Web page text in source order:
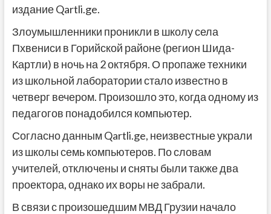
издание Qartli.ge.
Злоумышленники проникли в школу села
Пхвениси в Горийской районе (регион Шида-
Картли) в ночь на 2 октября. О пропаже техники
из школьной лаборатории стало известно в
четверг вечером. Произошло это, когда одному из
педагогов понадобился компьютер.
Согласно данным Qartli.ge, неизвестные украли
из школы семь компьютеров. По словам
учителей, отключены и сняты были также два
проектора, однако их воры не забрали.
В связи с произошедшим МВД Грузии начало